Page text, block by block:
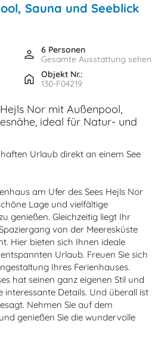
Sauna und Seeblick
6 Personen
Gesamte Ausstattung sehen
Objekt Nr.:
130-F04219
Nor mit Außenpool,
ideal für Natur- und
Urlaub direkt an einem See
am Ufer des Sees Hejls Nor
Lage und vielfältige
genießen. Gleichzeitig liegt Ihr
von der Meeresküste
Hier bieten sich Ihnen ideale
Urlaub. Freuen Sie sich
Ihres Ferienhauses.
hat seinen ganz eigenen Stil und
interessante Details. Und überall ist
Nehmen Sie auf dem
genießen Sie die wundervolle